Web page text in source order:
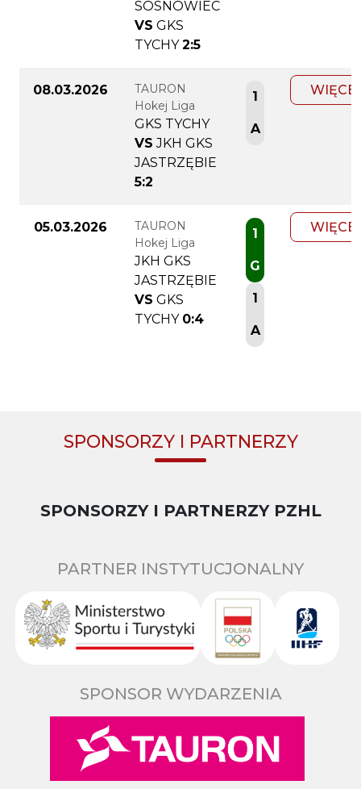
SOSNOWIEC
VS GKS
TYCHY 2:5
08.03.2026
TAURON
Hokej Liga
GKS TYCHY
VS JKH GKS
JASTRZĘBIE
5:2
1
A
05.03.2026
TAURON
Hokej Liga
JKH GKS
JASTRZĘBIE
VS GKS
TYCHY 0:4
1
G
1
A
SPONSORZY I PARTNERZY
SPONSORZY I PARTNERZY PZHL
PARTNER INSTYTUCJONALNY
SPONSOR WYDARZENIA